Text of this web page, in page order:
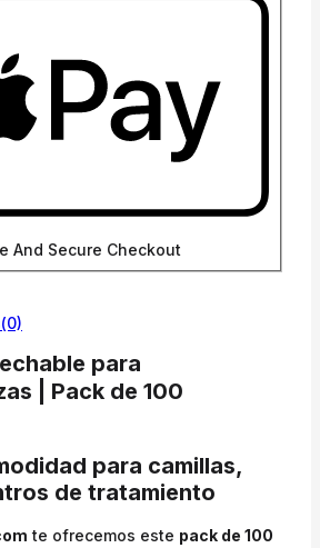
And Secure Checkout
para
| Pack de 100
para camillas,
de tratamiento
te ofrecemos este pack de 100